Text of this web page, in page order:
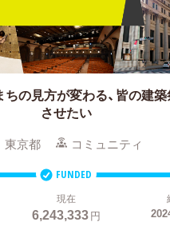
ちの見方が変わる、皆の建
させたい
東京都 コミュニティ
FUNDED
現在
6,243,333円